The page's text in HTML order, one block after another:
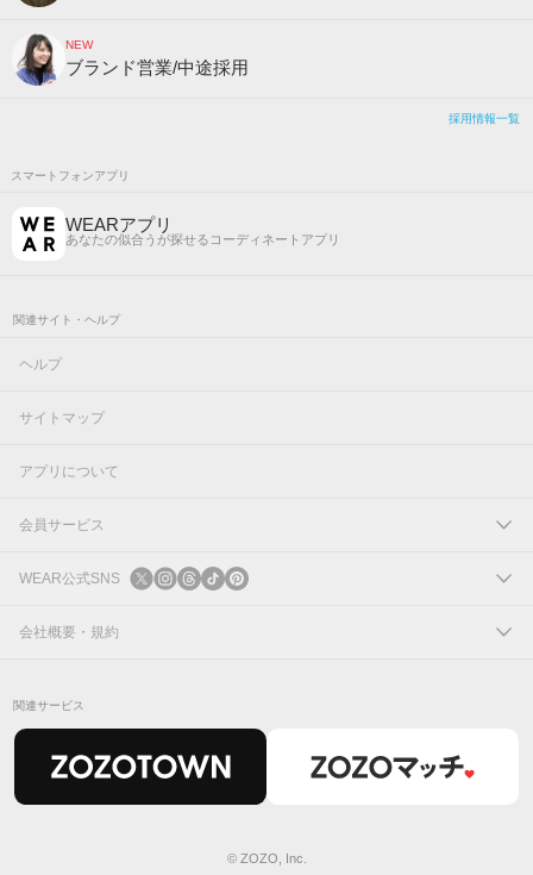
NEW
ブランド営業/中途採用
採用情報一覧
スマートフォンアプリ
WEARアプリ
あなたの似合うが探せるコーディネートアプリ
関連サイト・ヘルプ
ヘルプ
サイトマップ
アプリについて
会員サービス
ログイン
新規会員登録
WEAR公式SNS
X
会社概要・規約
関連サービス
© ZOZO, Inc.